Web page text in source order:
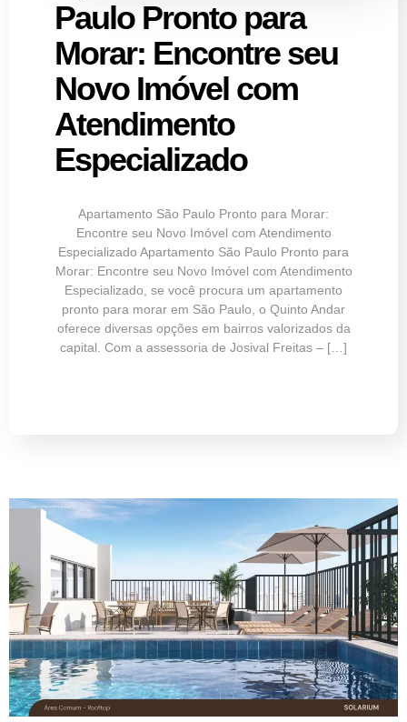
Paulo Pronto para
Morar: Encontre seu
Novo Imóvel com
Atendimento
Especializado
Apartamento São Paulo Pronto para Morar:
Encontre seu Novo Imóvel com Atendimento
Especializado Apartamento São Paulo Pronto para
Morar: Encontre seu Novo Imóvel com Atendimento
Especializado, se você procura um apartamento
pronto para morar em São Paulo, o Quinto Andar
oferece diversas opções em bairros valorizados da
capital. Com a assessoria de Josival Freitas – […]